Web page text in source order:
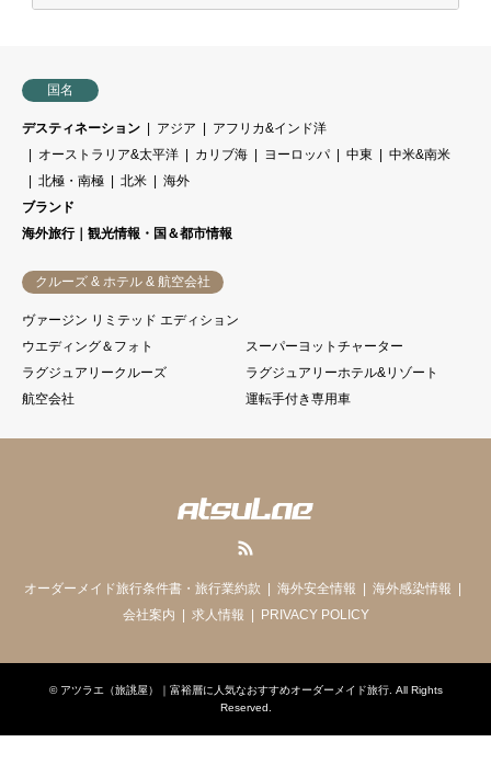
弊社所定の
必要事項をご記入の上ご返送下さい。
お申込み旅行内容（ホテル、航空座席、列車、レ
手配回答書を送付いたします。
＜旅行お申し込み金＞
15万円未満30,000円以上ご旅行代金まで
額分（お申し込み金を差し引いた代金）
国名
デスティネーション アジア
アフリカ&インド洋
オーストラリア&太平洋
カリブ海 ヨーロッパ 中東
中米&南米
北極・南極
北米
海外
ブランド
海外旅行｜観光情報・国＆都市情報
クルーズ & ホテル & 航空会社
ヴァージン リミテッド エディション
ウエディング＆フォト
スーパーヨットチャーター
ラグジュアリークルーズ
ラグジュアリーホテル&リゾート
航空会社
運転手付き専用車
オーダーメイド旅行条件書・旅行業約款 海外安全情報
海外感染情報
会社案内
求人情報 PRIVACY POLICY
© アツラエ（旅誂屋）｜富裕層に人気なおすすめオーダーメイド旅行. All Rights
Reserved.